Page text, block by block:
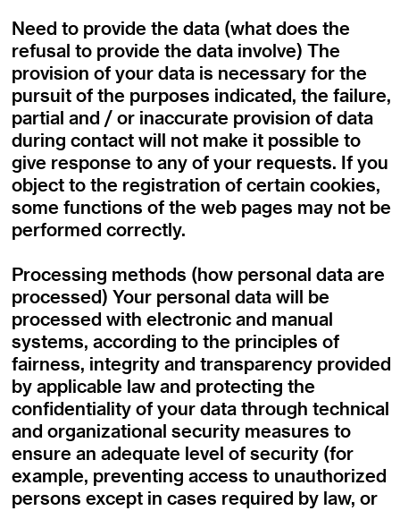
Need to provide the data (what does the
refusal to provide the data involve) The
provision of your data is necessary for the
pursuit of the purposes indicated, the failure,
partial and / or inaccurate provision of data
during contact will not make it possible to
give response to any of your requests. If you
object to the registration of certain cookies,
some functions of the web pages may not be
performed correctly.
Processing methods (how personal data are
processed) Your personal data will be
processed with electronic and manual
systems, according to the principles of
fairness, integrity and transparency provided
by applicable law and protecting the
confidentiality of your data through technical
and organizational security measures to
ensure an adequate level of security (for
example, preventing access to unauthorized
persons except in cases required by law, or